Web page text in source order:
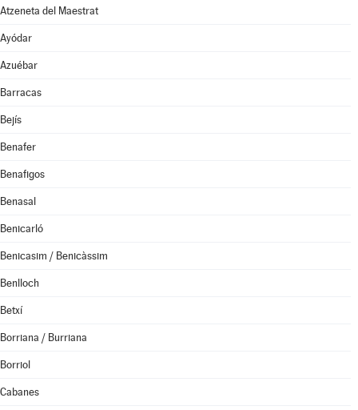
Atzeneta del Maestrat
Ayódar
Azuébar
Barracas
Bejís
Benafer
Benafigos
Benasal
Benicarló
Benicasim / Benicàssim
Benlloch
Betxí
Borriana / Burriana
Borriol
Cabanes